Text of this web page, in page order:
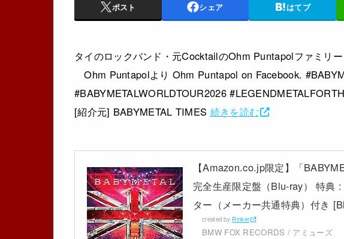
ポスト シェア はてブ
タイのロックバンド・元CocktailのOhm Puntapolファミリ
Ohm Puntapolより Ohm Puntapol on Facebook.
#BABYMETALWORLDTOUR2026
[紹介元] BABYMETAL TIMES 続きを読む
【Amazon.co.jp限定】「
完全生産限定盤（Blu-ray） 特典
ター（メーカー共通特典）付き
created by Rinker
BMW FOX RECORDS / アミューズ